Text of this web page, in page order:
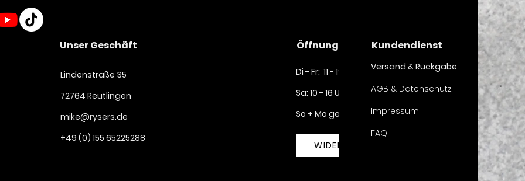
Unser Geschäft
Lindenstraße 35
72764 Reutlingen
mike@rysers.de
+49 (0) 155 65225288
Öffnungszeiten
Di - Fr: 11 - 19 Uhr
Sa: 10 - 16 Uhr​​
So + Mo geschlossen
WIDERRUF
Kundendienst
Versand & Rückgabe
AGB & Datenschutz
Impressum
FAQ